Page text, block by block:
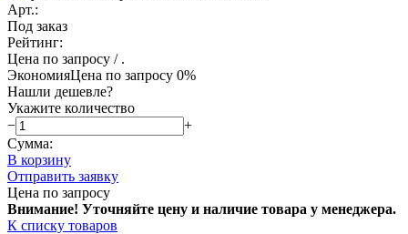
Арт.:
Под заказ
Рейтинг:
Цена по запросу / .
ЭкономияЦена по запросу 0%
Нашли дешевле?
Укажите количество
−
+
Сумма:
В корзину
Отправить заявку
Цена по запросу
Внимание! Уточняйте цену и наличие товара у менеджера.
К списку товаров